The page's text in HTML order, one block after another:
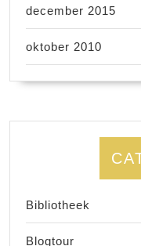
december 2015
oktober 2010
Bibliotheek
Blogtour